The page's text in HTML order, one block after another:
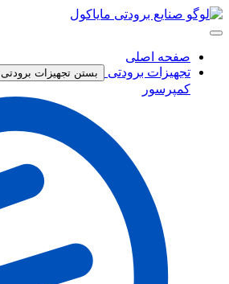
پرش
به
صفحه اصلی
تجهیزات برودتی
بستن تجهیزات برودتی
کمپرسور